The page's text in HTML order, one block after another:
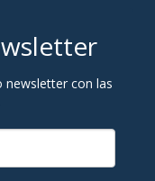
newsletter con las